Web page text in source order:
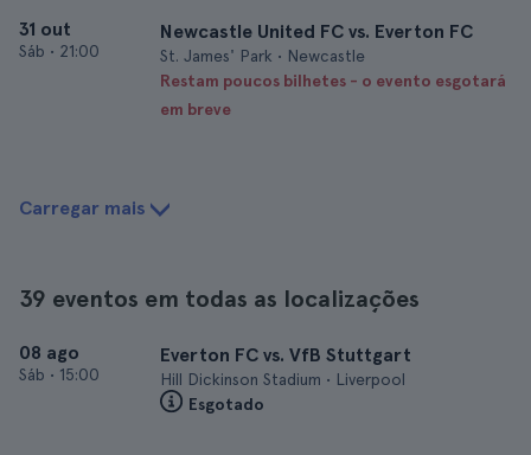
31 out
Sáb • 21:00
Newcastle United FC vs. Everton FC
St. James' Park • Newcastle
Restam poucos bilhetes - o evento esgotará
em breve
Carregar mais
39 eventos em todas as localizações
08 ago
Sáb • 15:00
Everton FC vs. VfB Stuttgart
Hill Dickinson Stadium • Liverpool
Esgotado